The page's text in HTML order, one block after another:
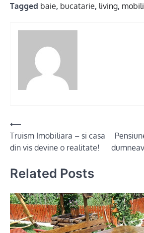
Tagged baie, bucatarie, living,
Post
navigation
⟵
Truism Imobiliara – si casa
din vis devine o realitate!
Related Posts